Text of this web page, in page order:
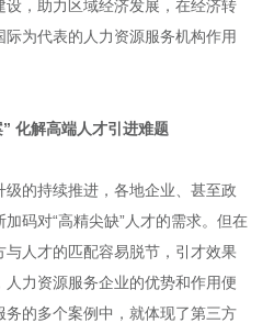
，助力区域经济发展，在经济转
为代表的人力资源服务机构作用
化解高端人才引进难题
的持续推进，各地企业、甚至政
码对“高精尖缺”人才的需求。但在
人才的匹配容易脱节，引才效果
力资源服务企业的优势和作用便
的多个案例中，就体现了第三方